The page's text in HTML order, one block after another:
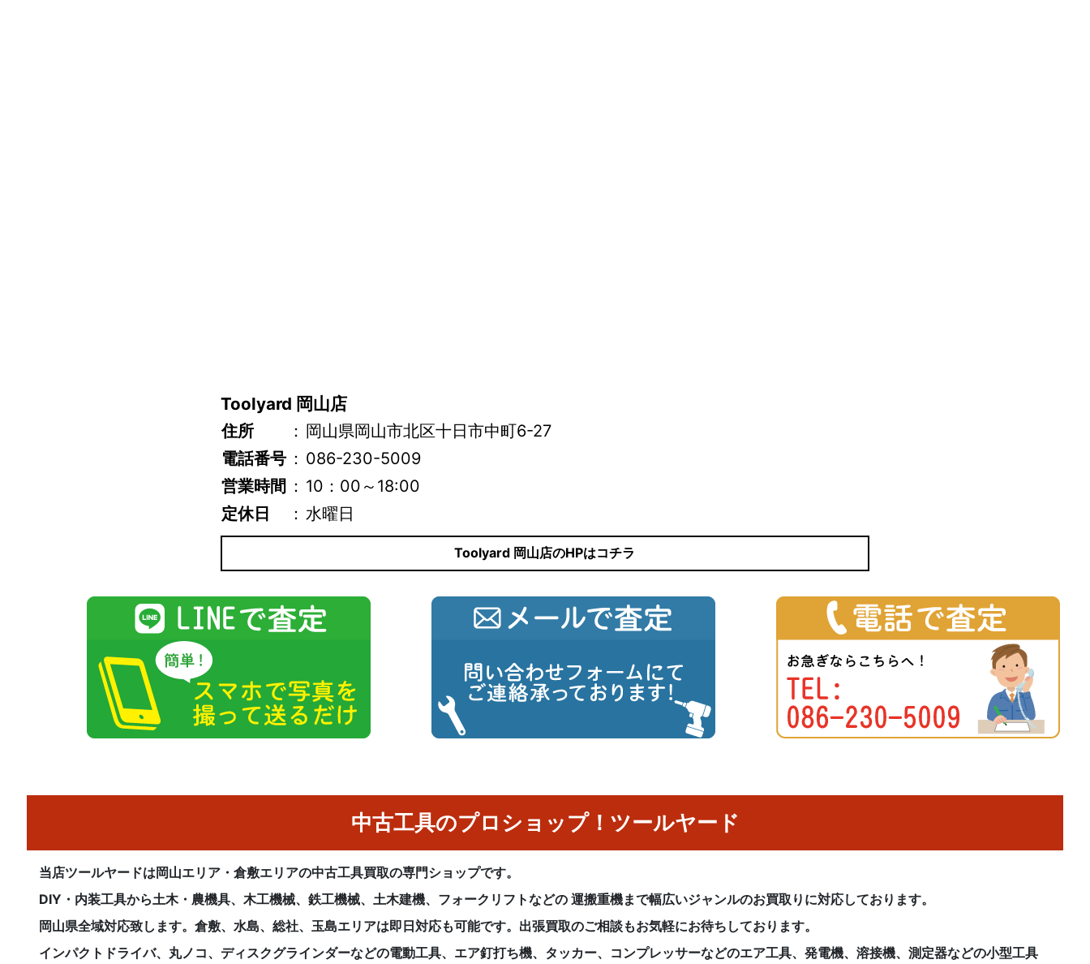
Toolyard 岡山店
住所 ： 岡山県岡山市北区十日市中町6-27
電話番号 ： 086-230-5009
営業時間 ： 10：00～18:00
定休日
： 水曜日
Toolyard 岡山店のHPはコチラ
中古工具のプロショップ！ツールヤード
当店ツールヤードは岡山エリア・倉敷エリアの中古工具買取の専門ショップです。
DIY・内装工具から土木・農機具、木工機械、鉄工機械、土木建機、フォークリフトなどの 運搬重機まで幅広いジャンルのお買取りに対応しております。
岡山県全域対応致します。倉敷、水島、総社、玉島エリアは即日対応も可能です。出張買取のご相談もお気軽にお待ちしております。
インパクトドライバ、丸ノコ、ディスクグラインダーなどの電動工具、エア釘打ち機、タッカー、コンプレッサーなどのエア工具、発電機、溶接機、測定器などの小型工具